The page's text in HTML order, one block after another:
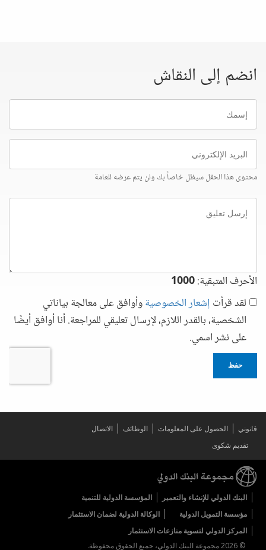
انضم إلى النقاش
إسمك
البريد
الإلكتروني
محتوى هذا الحقل سيظل خاصاً بك ولن يتم عرضه للعامة
إرسل
تعليق
الأحرف المتبقية:1000
لقد قرأت إشعار الخصوصيةوأوافق على معالجة بياناتي
الشخصية، بالقدر اللازم، لإرسال تعليقي للمراجعة. أنا أوافق أيضًا
على نشر اسمي.
حفظ
قانوني الحصول على المعلومات الوظائف
الاتصال
تقديم شكوى
البنك الدولي للإنشاء والتعمير
المؤسسة الدولية للتنمية
مؤسسة التمويل الدولية
الوكالة الدولية لضمان الاستثمار
المركز الدولي لتسوية منازعات الاستثمار
© 2026 مجموعة البنك الدولي، جميع الحقوق محفوظة.